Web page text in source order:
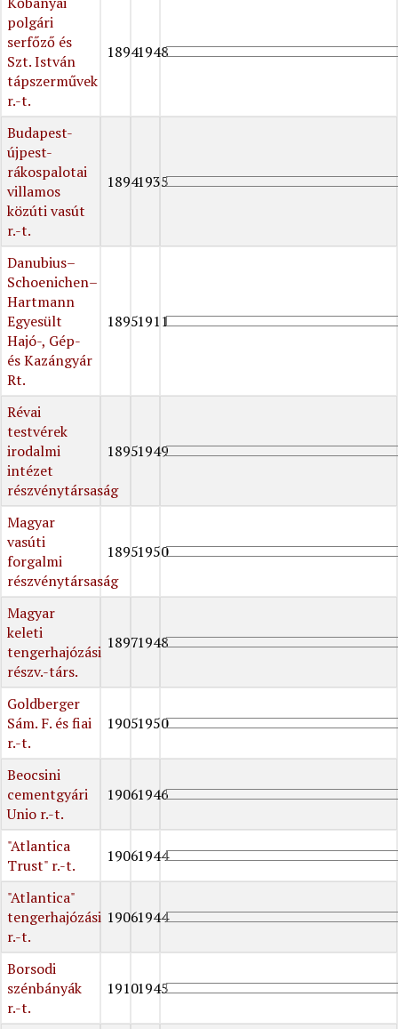
polgári
serfőző és
Szt. István
tápszerművek
r.-t.
18941948
Budapest-
újpest-
rákospalotai
villamos
közúti vasút
r.-t.
18941935
Danubius–
Schoenichen–
Hartmann
Egyesült
Hajó-, Gép-
és Kazángyár
Rt.
18951911
Révai
testvérek
irodalmi
intézet
részvénytársaság
18951949
Magyar
vasúti
forgalmi
részvénytársaság
18951950
Magyar
keleti
tengerhajózási
részv.-társ.
18971948
Goldberger
Sám. F. és fiai
r.-t.
19051950
Beocsini
cementgyári
Unio r.-t.
19061946
"Atlantica
Trust" r.-t.
19061944
"Atlantica"
tengerhajózási
r.-t.
19061944
Borsodi
szénbányák
r.-t.
19101945